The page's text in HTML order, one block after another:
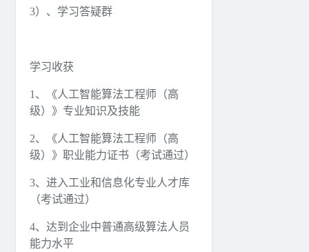
3）、学习答疑群
学习收获
1、《人工智能算法工程师（高
级）》专业知识及技能
2、《人工智能算法工程师（高
级）》职业能力证书（考试通过）
3、进入工业和信息化专业人才库
（考试通过）
4、达到企业中普通高级算法人员
能力水平